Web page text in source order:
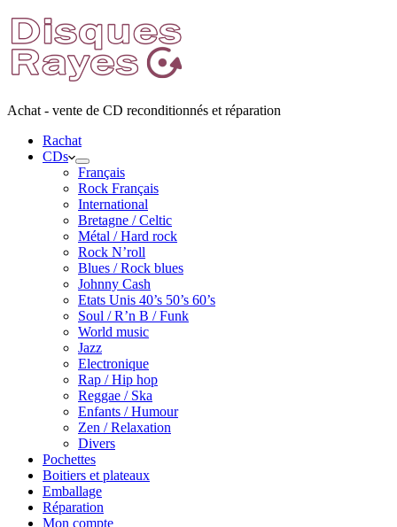
Achat - vente de CD reconditionnés et réparation
Rachat
CDs
Français
Rock Français
International
Bretagne / Celtic
Métal / Hard rock
Rock N’roll
Blues / Rock blues
Johnny Cash
Etats Unis 40’s 50’s 60’s
Soul / R’n B / Funk
World music
Jazz
Electronique
Rap / Hip hop
Reggae / Ska
Enfants / Humour
Zen / Relaxation
Divers
Pochettes
Boitiers et plateaux
Emballage
Réparation
Mon compte